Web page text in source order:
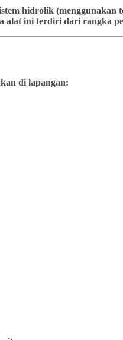
hidrolik
ini terdiri dari rangka
di lapangan: